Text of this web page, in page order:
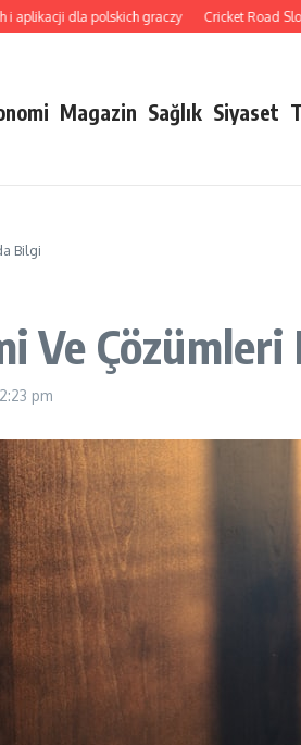
dla polskich graczy Cricket Road Slot –
Magazin Sağlık Siyaset
Bilgi
Ve Çözümleri
2:23 pm